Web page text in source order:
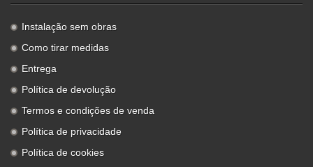
Instalação sem obras
Como tirar medidas
Entrega
Política de devolução
Termos e condições de venda
Política de privacidade
Política de cookies